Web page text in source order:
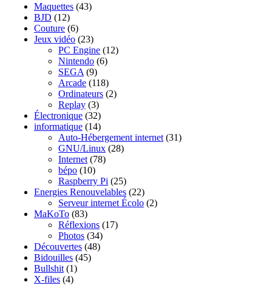
Maquettes (43)
BJD (12)
Couture (6)
Jeux vidéo (23)
PC Engine (12)
Nintendo (6)
SEGA (9)
Arcade (118)
Ordinateurs (2)
Replay (3)
Électronique (32)
informatique (14)
Auto-Hébergement internet (31)
GNU/Linux (28)
Internet (78)
bépo (10)
Raspberry Pi (25)
Energies Renouvelables (22)
Serveur internet Écolo (2)
MaKoTo (83)
Réflexions (17)
Photos (34)
Découvertes (48)
Bidouilles (45)
Bullshit (1)
X-files (4)